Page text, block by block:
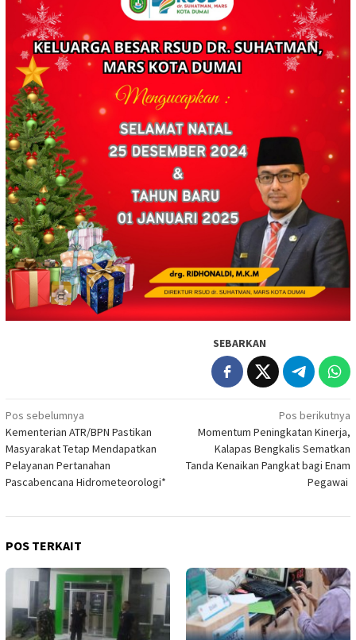
SEBARKAN
Navigasi
pos
Pos sebelumnya
Kementerian ATR/BPN Pastikan
Masyarakat Tetap Mendapatkan
Pelayanan Pertanahan
Pascabencana Hidrometeorologi*
Pos berikutnya
‎Momentum Peningkatan Kinerja,
Kalapas Bengkalis Sematkan
Tanda Kenaikan Pangkat bagi Enam
Pegawai ‎
POS TERKAIT